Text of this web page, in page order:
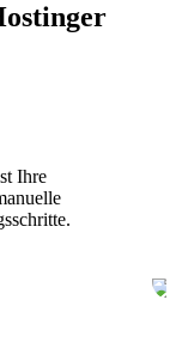
Ihre